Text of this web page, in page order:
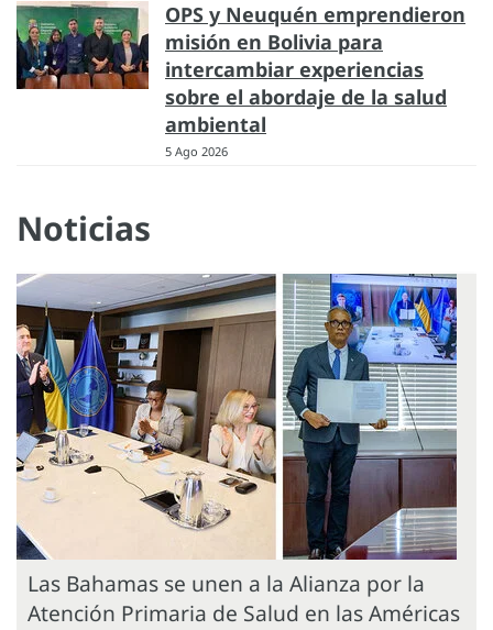
OPS y Neuquén emprendieron
misión en Bolivia para
intercambiar experiencias
sobre el abordaje de la salud
ambiental
5 Ago 2026
Noticias
Las Bahamas se unen a la Alianza por la
Atención Primaria de Salud en las Américas